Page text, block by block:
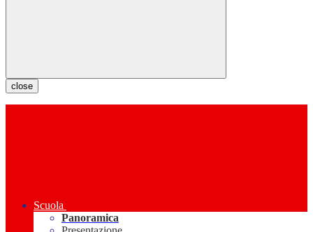
close
Scuola
Panoramica